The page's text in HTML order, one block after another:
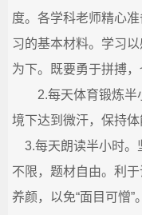
度。各学科老师精心
习的基本材料。学习
为下。既要勇于拼搏，
2.每天体育锻炼半
境下达到微汗，保持体
3.每天朗读半小时。
不限，题材自由。利
养颜，以免“面目可憎”。